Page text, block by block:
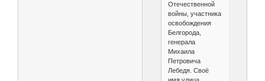
Отечественной
войны, участника
освобождения
Белгорода,
генерала
Михаила
Петровича
Лебедя. Своё